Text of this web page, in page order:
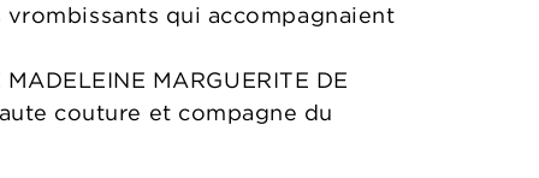
vrombissants qui accompagnaient
MARGUERITE DE
couture et compagne du